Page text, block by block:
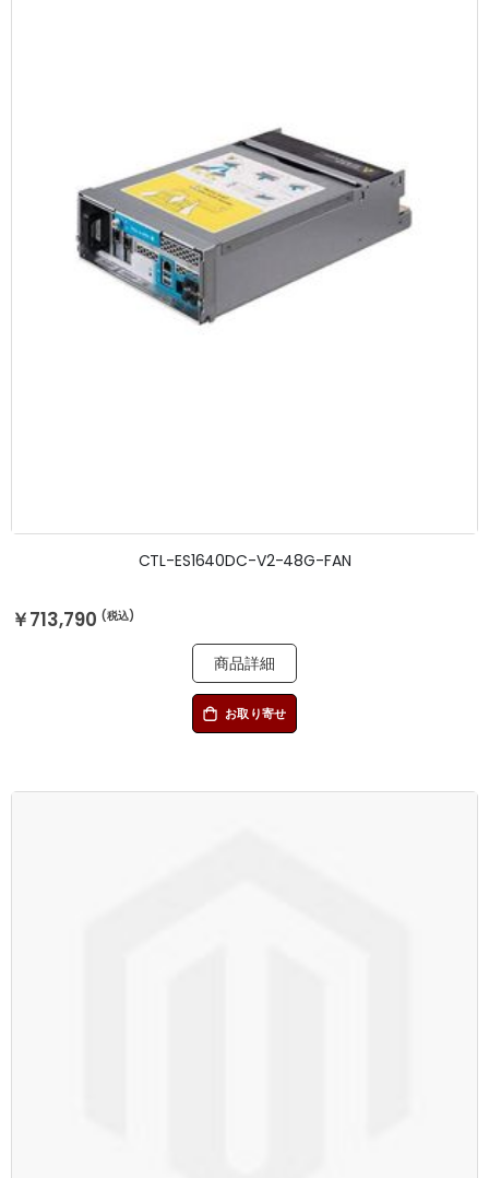
CTL-ES1640DC-V2-48G-FAN
￥713,790
商品詳細
お取り寄せ